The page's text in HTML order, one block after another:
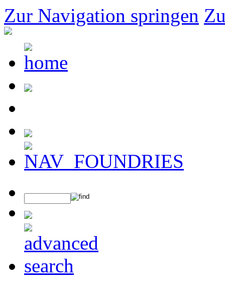
Zur Navigation springen